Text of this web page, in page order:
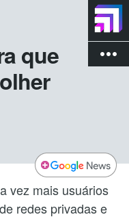
more_vert
que
vez mais usuários
redes privadas e